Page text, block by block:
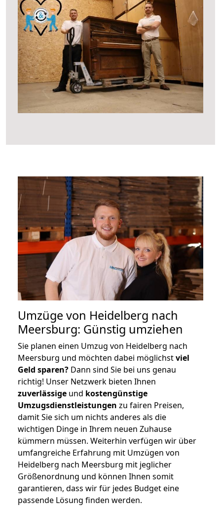
Umzüge von Heidelberg nach
Meersburg: Günstig umziehen
Sie planen einen Umzug von Heidelberg nach
Meersburg und möchten dabei möglichstviel
Geld sparen? Dann sind Sie bei uns genau
richtig! Unser Netzwerk bieten Ihnen
zuverlässige und kostengünstige
Umzugsdienstleistungen zu fairen Preisen,
damit Sie sich um nichts anderes als die
wichtigen Dinge in Ihrem neuen Zuhause
kümmern müssen. Weiterhin verfügen wir über
umfangreiche Erfahrung mit Umzügen von
Heidelberg nach Meersburg mit jeglicher
Größenordnung und können Ihnen somit
garantieren, dass wir für jedes Budget eine
passende Lösung finden werden.